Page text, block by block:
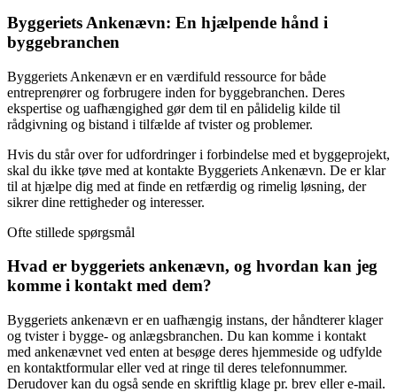
Byggeriets Ankenævn: En hjælpende hånd i
byggebranchen
Byggeriets Ankenævn er en værdifuld ressource for både
entreprenører og forbrugere inden for byggebranchen. Deres
ekspertise og uafhængighed gør dem til en pålidelig kilde til
rådgivning og bistand i tilfælde af tvister og problemer.
Hvis du står over for udfordringer i forbindelse med et byggeprojekt,
skal du ikke tøve med at kontakte Byggeriets Ankenævn. De er klar
til at hjælpe dig med at finde en retfærdig og rimelig løsning, der
sikrer dine rettigheder og interesser.
Ofte stillede spørgsmål
Hvad er byggeriets ankenævn, og hvordan kan jeg
komme i kontakt med dem?
Byggeriets ankenævn er en uafhængig instans, der håndterer klager
og tvister i bygge- og anlægsbranchen. Du kan komme i kontakt
med ankenævnet ved enten at besøge deres hjemmeside og udfylde
en kontaktformular eller ved at ringe til deres telefonnummer.
Derudover kan du også sende en skriftlig klage pr. brev eller e-mail.